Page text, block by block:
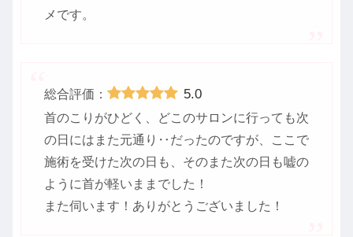
メです。
総合評価： 5.0
首のこりがひどく、どこのサロンに行っても次
の日にはまた元通り‥だったのですが、ここで
施術を受けた次の日も、そのまた次の日も嘘の
ように首が軽いままでした！
また伺います！ありがとうございました！